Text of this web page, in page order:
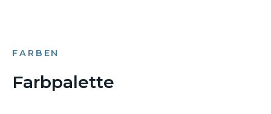
FARBEN
Farbpalette